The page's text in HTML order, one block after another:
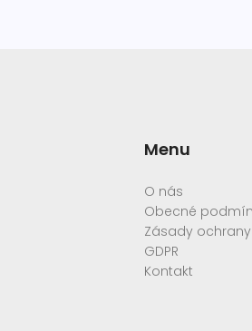
Menu
O nás
Obecné
Zásady
GDPR
Kontakt